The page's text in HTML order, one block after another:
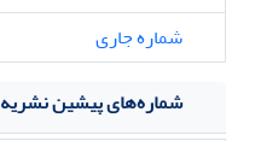
شماره جاری
شماره‌های پیشین نشریه